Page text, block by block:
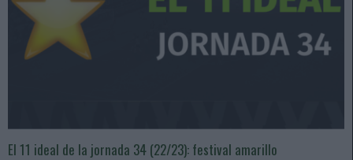
El 11 ideal de la jornada 34 (22/23): festival amarillo